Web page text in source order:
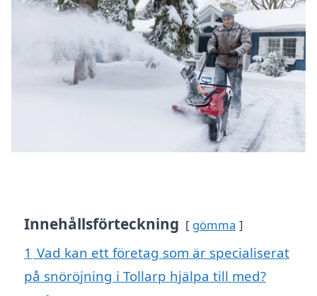
Innehållsförteckning gömma
1 Vad kan ett företag som är specialiserat
på snöröjning i Tollarp hjälpa till med?